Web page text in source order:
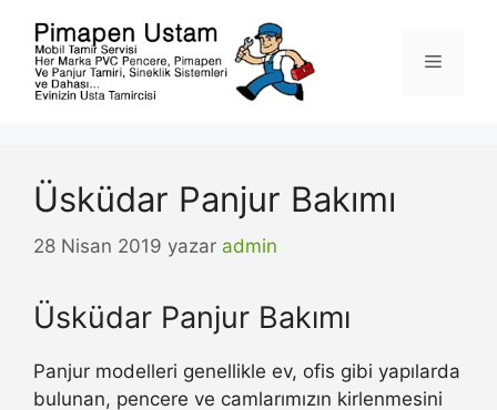
Menü
Üsküdar Panjur Bakımı
28 Nisan 2019 yazar admin
Üsküdar Panjur Bakımı
Panjur modelleri genellikle ev, ofis gibi yapılarda
bulunan, pencere ve camlarımızın kirlenmesini